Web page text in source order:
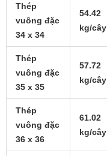
Thép
vuông đặc
34 x 34
54.42
kg/cây
Thép
vuông đặc
35 x 35
57.72
kg/cây
Thép
vuông đặc
36 x 36
61.02
kg/cây